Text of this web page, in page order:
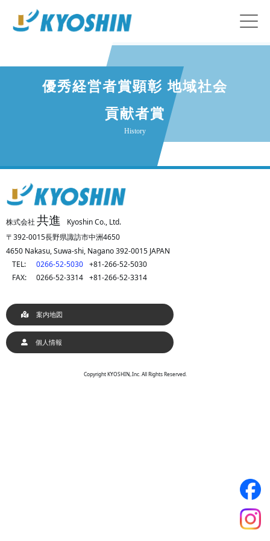
優秀経営者賞顕彰 地域社会
貢献者賞
History
株式会社共進
Kyoshin Co., Ltd.
〒392-0015長野県諏訪市中洲4650
4650 Nakasu, Suwa-shi, Nagano 392-0015 JAPAN
TEL:
0266-52-5030 +81-266-52-5030
FAX:
0266-52-3314 +81-266-52-3314
案内地図
個人情報
Copyright KYOSHIN,.Inc. All Rights Reserved.